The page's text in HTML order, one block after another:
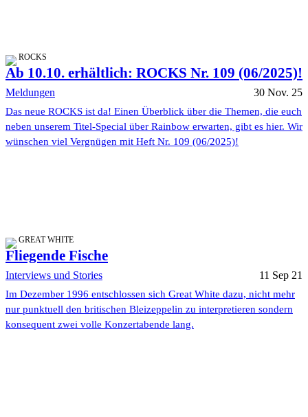
ROCKS
Ab 10.10. erhältlich: ROCKS Nr. 109 (06/2025)!
Meldungen 30 Nov. 25
Das neue ROCKS ist da! Einen Überblick über die Themen, die euch
neben unserem Titel-Special über Rainbow erwarten, gibt es hier. Wir
wünschen viel Vergnügen mit Heft Nr. 109 (06/2025)!
GREAT WHITE
Fliegende Fische
Interviews und Stories 11 Sep 21
Im Dezember 1996 entschlossen sich Great White dazu, nicht mehr
nur punktuell den britischen Bleizeppelin zu interpretieren sondern
konsequent zwei volle Konzertabende lang.